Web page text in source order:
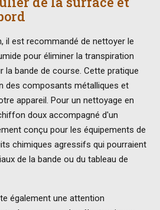
il est recommandé de nettoyer le
pour éliminer la transpiration
la bande de course. Cette pratique
des composants métalliques et
appareil. Pour un nettoyage en
doux accompagné d'un
conçu pour les équipements de
chimiques agressifs qui pourraient
de la bande ou du tableau de
également une attention